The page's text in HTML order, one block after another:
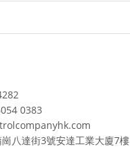
0383
八達街3號安達工業大廈7樓